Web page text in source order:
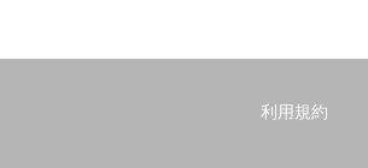
利用規約